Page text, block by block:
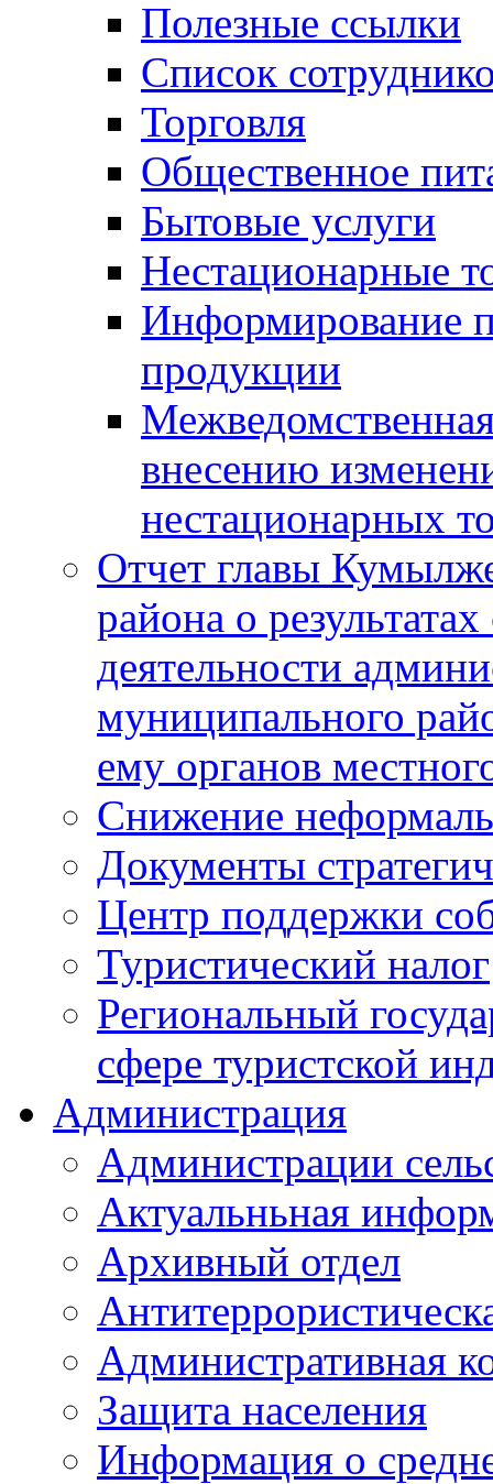
Полезные ссылки
Список
Торговля
Общественное
Бытовые услуги
Нестационарные
Информирование
продукции
внесению
нестационарных
Отчет главы
района о
деятельности
муниципального
ему органов
Снижение
Документы
Центр поддержки
Туристический налог
Региональный
сфере туристской
Администрация
Администрации
Актуальньная
Архивный отдел
Административная
Защита населения
Информация о